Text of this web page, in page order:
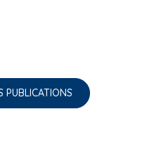
PUBLICATIONS